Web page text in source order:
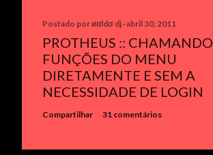
Postado porиαldσ dj abril 30, 2011
PROTHEUS :: CHAMANDO
FUNÇÕES DO MENU
DIRETAMENTE E SEM A
NECESSIDADE DE LOGIN
Compartilhar 31 comentários